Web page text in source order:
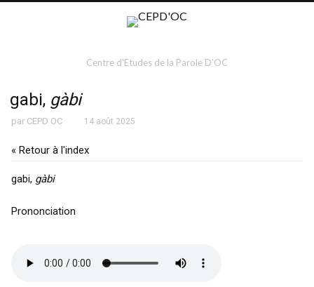
Centre d'Etudes de la Parole D'OC
gabi, gàbi
par CEPD OC 14 août 2025
« Retour à l'index
gabi, gàbi
Prononciation